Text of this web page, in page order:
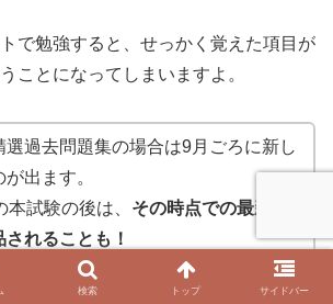
で勉強すると、せっかく覚えた項目が
ことになってしまいますよ。
選過去問題集の場合は9月ごろに新し
出ます。
本試験の後は、 その時点での最新版
されることも！
検索 トップ サイドバー